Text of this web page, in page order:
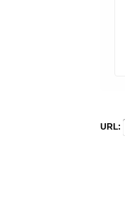
URL: